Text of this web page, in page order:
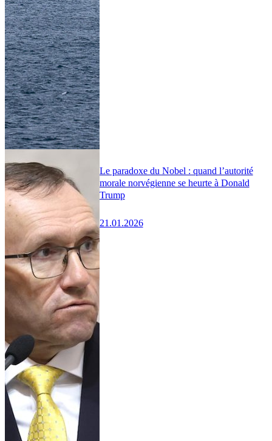
Le paradoxe du Nobel : quand l’autorité
morale norvégienne se heurte à Donald
Trump
21.01.2026